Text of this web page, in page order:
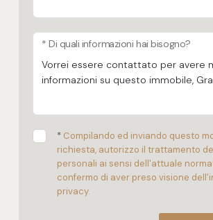
* Di quali informazioni hai bisogno?
* Compilando ed inviando questo
richiesta, autorizzo il trattamento
personali ai sensi dell'attuale
confermo di aver preso visione
privacy.